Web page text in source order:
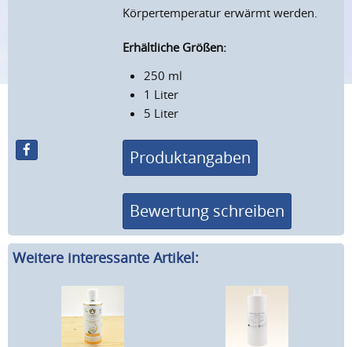
Körpertemperatur erwärmt werden.
Erhältliche Größen:
250 ml
1 Liter
5 Liter
Produktangaben
Bewertung schreiben
Weitere interessante Artikel: